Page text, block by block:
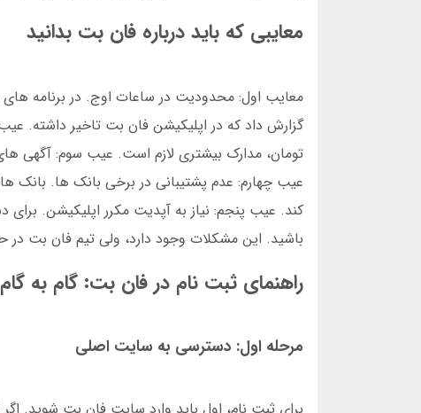
معایبی که باید درباره فان بت بدانید
عیب چهارم: عدم پشتیبانی در برخی بانک ها.
کند. عیب پنجم: نیاز به آپدیت مکرر اپلیکیشن.
باشید. این مشکلات وجود دارد، ولی تیم فان بت
راهنمای ثبت نام در فان بت: گام به گام
مرحله اول: دسترسی به سایت اصلی